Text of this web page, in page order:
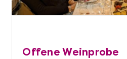
Offene Weinprobe